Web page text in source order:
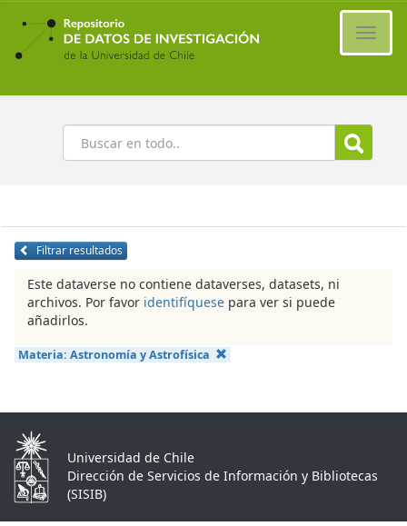
Ir
contenido
principal
Buscar
Filtrar resultados
Este dataverse no contiene dataverses, datasets, ni
archivos. Por favor identifíquese para ver si puede
añadirlos.
Materia: Astronomía y Astrofísica
Universidad de Chile
Dirección de Servicios de Información y Bibliotecas
(SISIB)